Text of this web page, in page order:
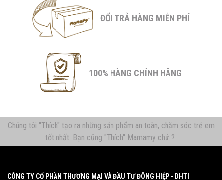
ĐỔI TRẢ HÀNG MIỄN PHÍ
100% HÀNG CHÍNH HÃNG
Chúng tôi "Thích" tạo ra những sản phẩm an toàn, chăm sóc trẻ em
tốt nhất. Bạn cũng "Thích" Mamamy chứ ?
CÔNG TY CỔ PHẦN THƯƠNG MẠI VÀ ĐẦU TƯ ĐÔNG HIỆP - DHTI